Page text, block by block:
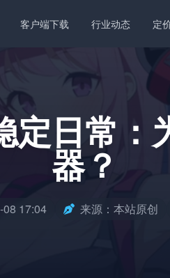
客户端下载 行业动态 定
定日常
器？
17:04 来源：本站原创